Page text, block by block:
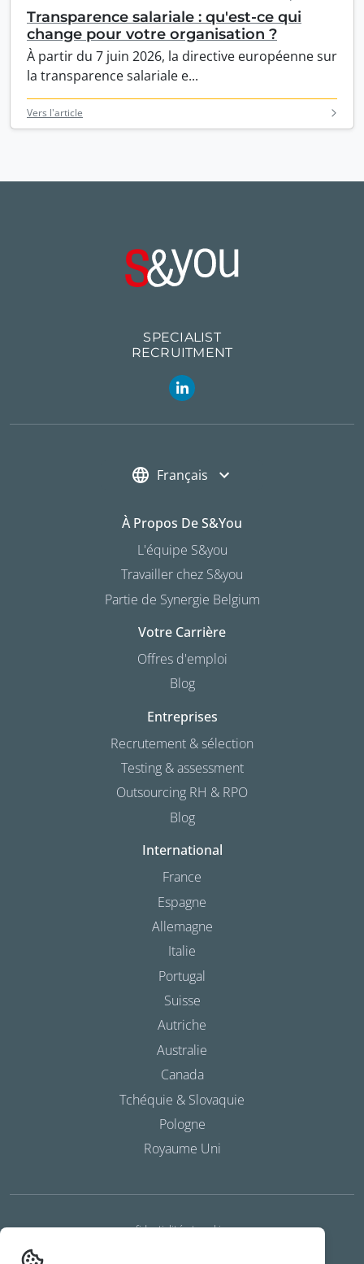
Transparence salariale : qu'est-ce qui
change pour votre organisation ?
À partir du 7 juin 2026, la directive européenne sur
la transparence salariale e...
Vers l'article
SPECIALIST
RECRUITMENT
Français
À Propos De S&you
L'équipe S&you
Travailler chez S&you
Partie de Synergie Belgium
Votre Carrière
Offres d'emploi
Blog
Entreprises
Recrutement & sélection
Testing & assessment
Outsourcing RH & RPO
Blog
International
France
Espagne
Allemagne
Italie
Portugal
Suisse
Autriche
Australie
Canada
Tchéquie & Slovaquie
Pologne
Royaume Uni
confidentialité et cookies